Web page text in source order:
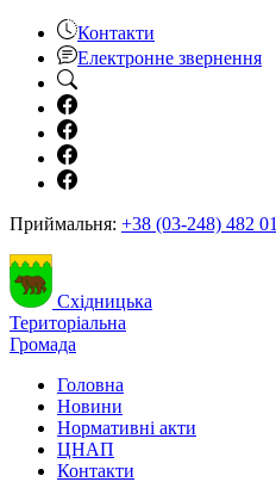
Контакти
Електронне звернення
Приймальня: +38 (03-248) 482 01
Східницька
Територіальна
Громада
Головна
Новини
Нормативні акти
ЦНАП
Контакти